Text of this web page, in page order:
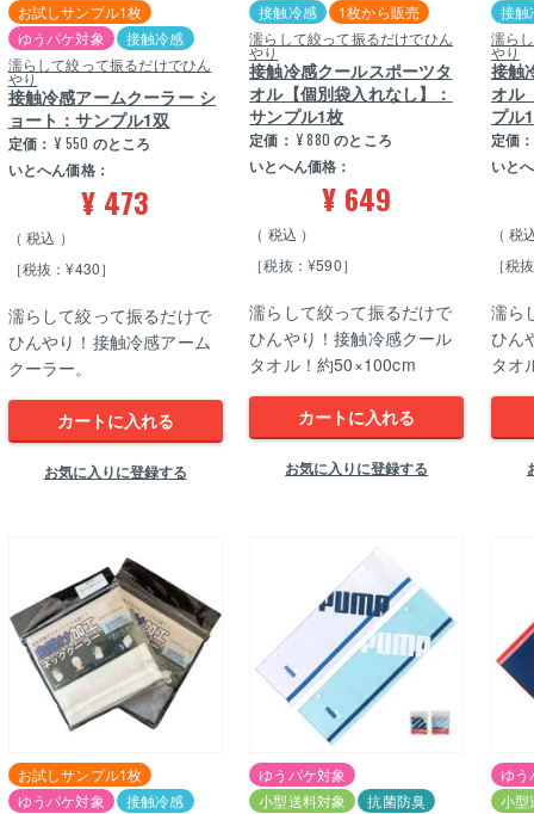
お試しサンプル1枚
ゆうパケ対象
接触冷感
濡らして絞って振るだけでひん
やり
接触冷感アームクーラー シ
ョート：サンプル1双
定価： ¥ 550 のところ
いとへん価格：
¥ 473
税込
［税抜：¥430］
濡らして絞って振るだけで
ひんやり！接触冷感アーム
クーラー。
カートに入れる
お気に入りに登録する
接触冷感
1枚から販売
濡らして絞って振るだけでひん
やり
接触冷感クールスポーツタ
オル【個別袋入れなし】：
サンプル1枚
定価： ¥ 880 のところ
いとへん価格：
¥ 649
税込
［税抜：¥590］
濡らして絞って振るだけで
ひんやり！接触冷感クール
タオル！約50×100cm
カートに入れる
お気に入りに登録する
接触
濡ら
やり
接触
オル
プル
定価：
いと
税
［税
濡ら
ひん
タオ
お試しサンプル1枚
ゆうパケ対象
接触冷感
ゆうパケ対象
小型送料対象
抗菌防臭
ゆう
小型